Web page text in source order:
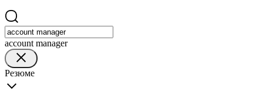
account manager
Резюме